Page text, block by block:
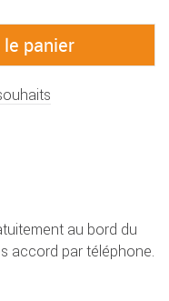
au bord du
accord par téléphone.